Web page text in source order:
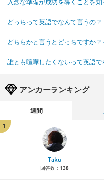
入念な準備が成功を導くことを
どっちって英語でなんて言うの？
どちらかと言うとどっちですか
誰とも喧嘩したくないって英語で
アンカーランキング
週間
1
Taku
回答数： 138